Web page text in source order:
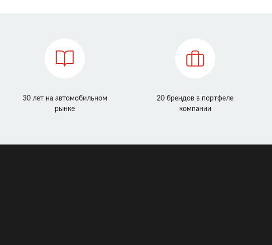
30 лет на автомобильном
рынке
20 брендов в портфеле
компании